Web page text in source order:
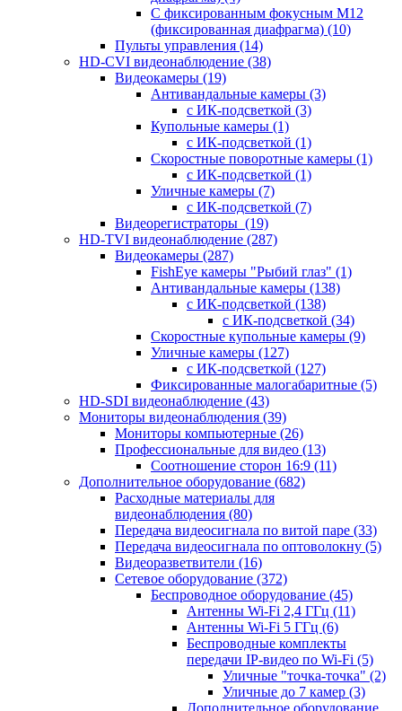
С фиксированным фокусным М12
(фиксированная диафрагма) (10)
Пульты управления (14)
HD-CVI видеонаблюдение (38)
Видеокамеры (19)
Антивандальные камеры (3)
с ИК-подсветкой (3)
Купольные камеры (1)
с ИК-подсветкой (1)
Скоростные поворотные камеры (1)
с ИК-подсветкой (1)
Уличные камеры (7)
с ИК-подсветкой (7)
Видеорегистраторы (19)
HD-TVI видеонаблюдение (287)
Видеокамеры (287)
FishEye камеры "Рыбий глаз" (1)
Антивандальные камеры (138)
с ИК-подсветкой (138)
с ИК-подсветкой (34)
Скоростные купольные камеры (9)
Уличные камеры (127)
с ИК-подсветкой (127)
Фиксированные малогабаритные (5)
HD-SDI видеонаблюдение (43)
Мониторы видеонаблюдения (39)
Мониторы компьютерные (26)
Профессиональные для видео (13)
Соотношение сторон 16:9 (11)
Дополнительное оборудование (682)
Расходные материалы для
видеонаблюдения (80)
Передача видеосигнала по витой паре (33)
Передача видеосигнала по оптоволокну (5)
Видеоразветвители (16)
Сетевое оборудование (372)
Беспроводное оборудование (45)
Антенны Wi-Fi 2,4 ГГц (11)
Антенны Wi-Fi 5 ГГц (6)
Беспроводные комплекты
передачи IP-видео по Wi-Fi (5)
Уличные "точка-точка" (2)
Уличные до 7 камер (3)
Дополнительное оборудование